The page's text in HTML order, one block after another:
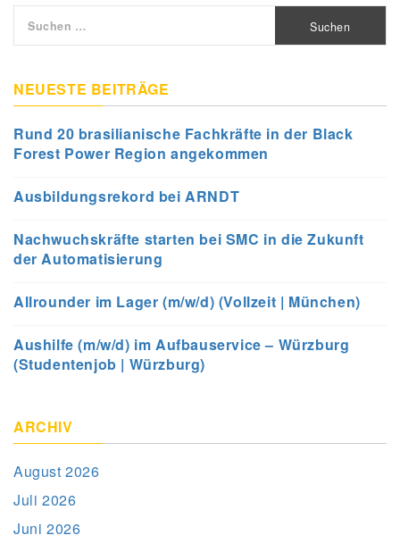
nach:
NEUESTE BEITRÄGE
Rund 20 brasilianische Fachkräfte in der Black
Forest Power Region angekommen
Ausbildungsrekord bei ARNDT
Nachwuchskräfte starten bei SMC in die Zukunft
der Automatisierung
Allrounder im Lager (m/w/d) (Vollzeit | München)
Aushilfe (m/w/d) im Aufbauservice – Würzburg
(Studentenjob | Würzburg)
ARCHIV
August 2026
Juli 2026
Juni 2026